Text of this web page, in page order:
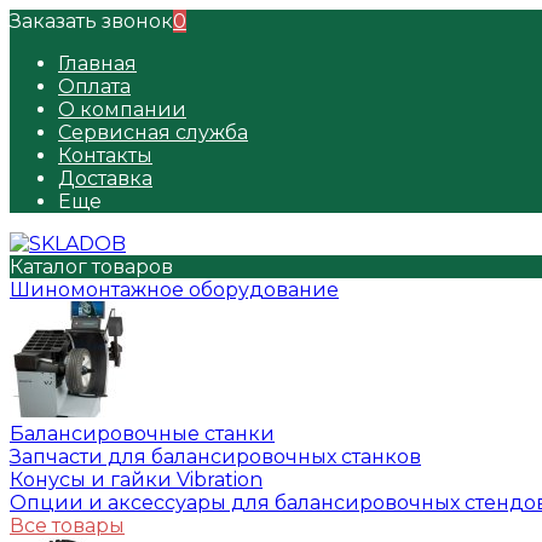
Заказать звонок0
Главная
Оплата
О компании
Сервисная служба
Контакты
Доставка
Еще
Каталог товаров
Шиномонтажное оборудование
Балансировочные станки
Запчасти для балансировочных станков
Конусы и гайки Vibration
Опции и аксессуары для балансировочных
Все товары